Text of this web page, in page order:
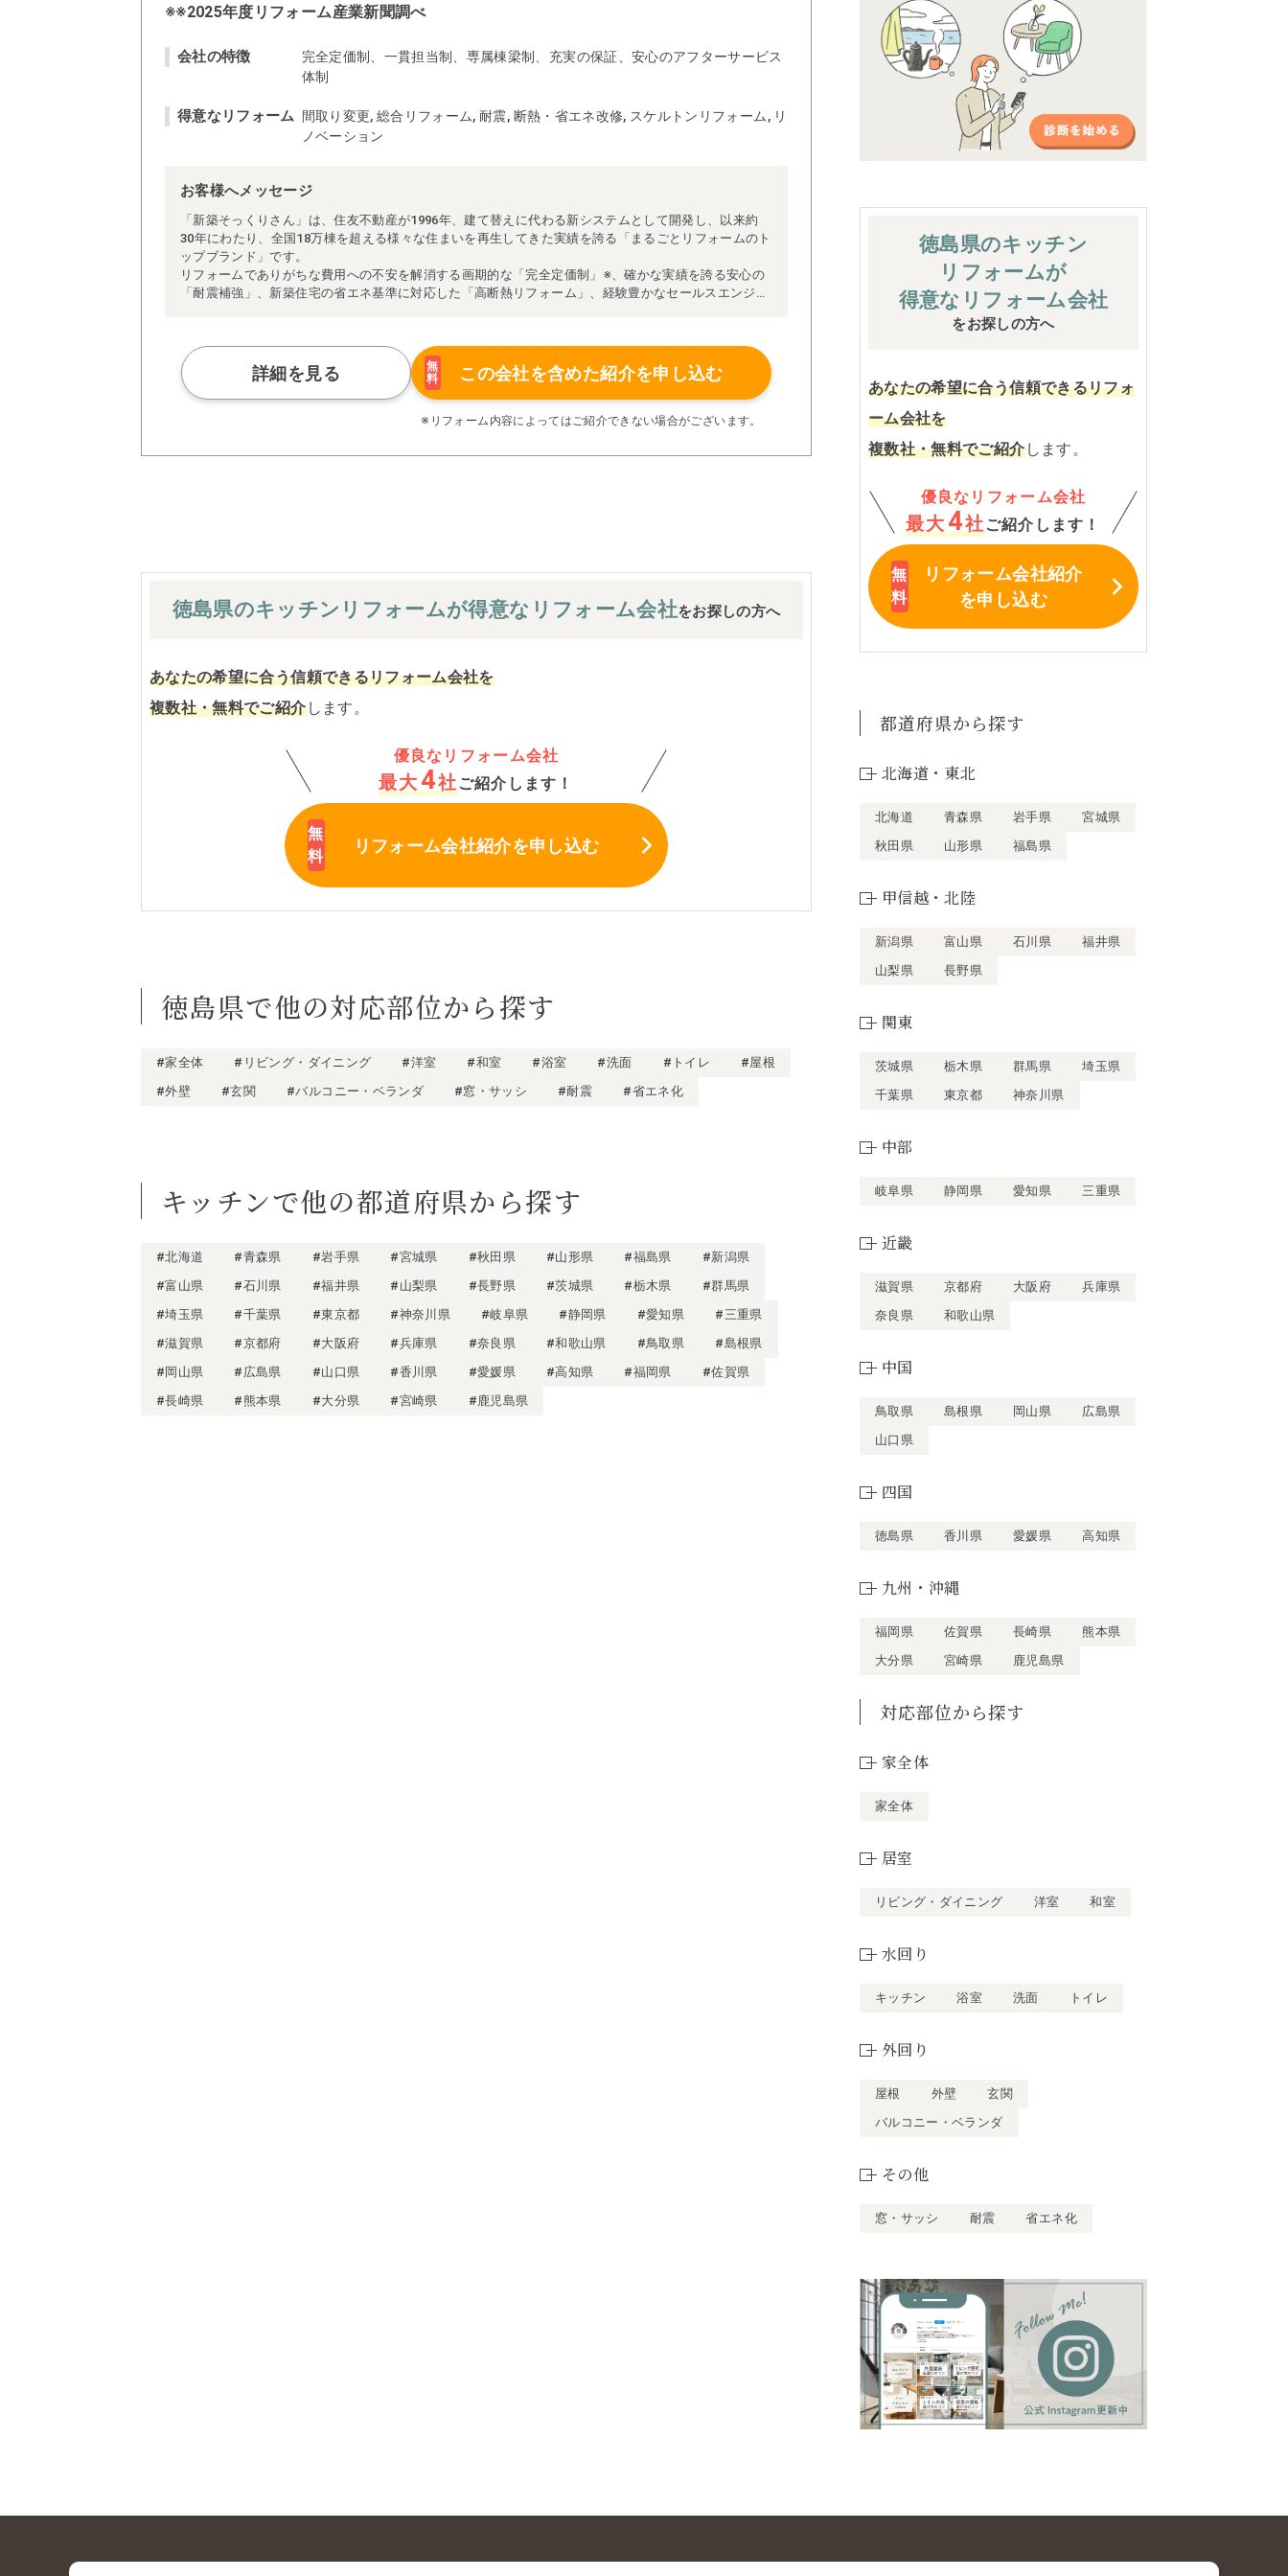
※※2025年度リフォーム産業新聞調べ
会社の特徴
完全定価制、一貫担当制、専属棟梁制、充実の保証、安心のアフターサービス
体制
得意なリフォーム
間取り変更, 総合リフォーム, 耐震, 断熱・省エネ改修, スケルトンリフォーム, リ
ノベーション
お客様へメッセージ
「新築そっくりさん」は、住友不動産が1996年、建て替えに代わる新システムとして開発し、以来約
30年にわたり、全国18万棟を超える様々な住まいを再生してきた実績を誇る「まるごとリフォームのト
ップブランド」です。
リフォームでありがちな費用への不安を解消する画期的な「完全定価制」※、確かな実績を誇る安心の
「耐震補強」、新築住宅の省エネ基準に対応した「高断熱リフォーム」、経験豊かなセールスエンジニ
られた充実の施工マニュアルや検査体制により高い施工品質を実現。
さらに、住友不動産のリフォームならではの充実の保証、アフターサービス体制で工事後も安心です。
ぜひ、あなたの大切なお住まいの再生を私たちにお任せください！
※お客様のご要望による工事内容変更がない限り着工後の追加費用はありません。
詳細を見る
無
料
この会社を含めた紹介を申し込む
※リフォーム内容によってはご紹介できない場合がございます。
徳島県のキッチン リフォームが得意なリフォーム会社をお探しの方へ
あなたの希望に合う信頼できるリフォーム会社を
複数社・無料でご紹介します。
優良なリフォーム会社
最大 4社 ご紹介します！
リフォーム会社紹介を申し込む
徳島県で他の対応部位から探す
#家全体 #リビング・ダイニング #洋室 #和室 #浴室 #洗面 #トイレ
#屋根
#外壁
#玄関 #バルコニー・ベランダ #窓・サッシ #耐震 #省エネ化
キッチンで他の都道府県から探す
#北海道 #青森県 #岩手県 #宮城県 #秋田県 #山形県 #福島県
#新潟県
#富山県
#石川県 #福井県 #山梨県 #長野県 #茨城県 #栃木県
#群馬県
#埼玉県
#千葉県 #東京都 #神奈川県 #岐阜県 #静岡県 #愛知県
#三重県
#滋賀県
#京都府 #大阪府 #兵庫県 #奈良県 #和歌山県 #鳥取県
#島根県
#岡山県
#広島県 #山口県 #香川県 #愛媛県 #高知県 #福岡県
#佐賀県
#長崎県
#熊本県 #大分県 #宮崎県 #鹿児島県
徳島県のキッチン
リフォームが
得意なリフォーム会社
をお探しの方へ
あなたの希望に合う信頼できるリフォ
ーム会社を
複数社・無料でご紹介します。
優良なリフォーム会社
最大 4社 ご紹介します！
リフォーム会社紹介
を申し込む
都道府県から探す
北海道・東北
北海道 青森県 岩手県
宮城県
秋田県
山形県 福島県
甲信越・北陸
新潟県 富山県 石川県
福井県
山梨県
長野県
関東
茨城県 栃木県 群馬県
埼玉県
千葉県
東京都 神奈川県
中部
岐阜県 静岡県 愛知県 三重県
近畿
滋賀県 京都府 大阪府
兵庫県
奈良県
和歌山県
中国
鳥取県 島根県 岡山県
広島県
山口県
四国
徳島県 香川県 愛媛県 高知県
九州・沖縄
福岡県 佐賀県 長崎県
熊本県
大分県
宮崎県 鹿児島県
対応部位から探す
家全体
家全体
居室
リビング・ダイニング 洋室 和室
水回り
キッチン 浴室 洗面 トイレ
外回り
屋根 外壁
玄関
バルコニー・ベランダ
その他
窓・サッシ 耐震 省エネ化